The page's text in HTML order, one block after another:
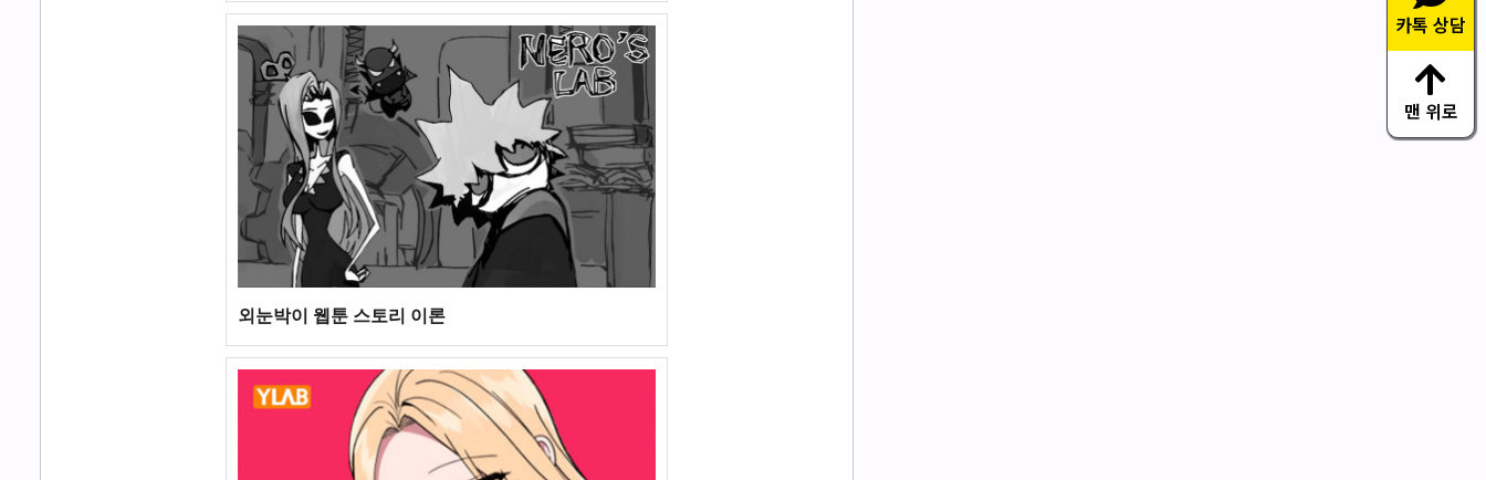
외눈박이 웹툰 스토리 이론
카톡 상담
맨 위로